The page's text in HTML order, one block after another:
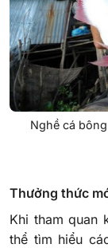
Nghề cá
Thưởng thức
Khi tham quan
thể tìm hiểu